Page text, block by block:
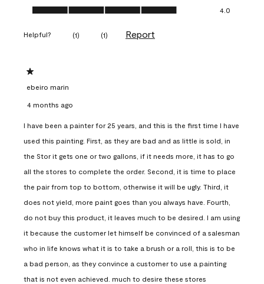
Ease of Application, 4.0 out of 5
4.0
Helpful? (1) (1) Report
1 out of 5 stars.
ebeiro marin
4 months ago
I have been a painter for 25 years, and this is the first time I have
used this painting. First, as they are bad and as little is sold, in
the Stor it gets one or two gallons, if it needs more, it has to go
all the stores to complete the order. Second, it is time to place
the pair from top to bottom, otherwise it will be ugly. Third, it
does not yield, more paint goes than you always have. Fourth,
do not buy this product, it leaves much to be desired. I am using
it because the customer let himself be convinced of a salesman
who in life knows what it is to take a brush or a roll, this is to be
a bad person, as they convince a customer to use a painting
that is not even achieved. much to desire these stores